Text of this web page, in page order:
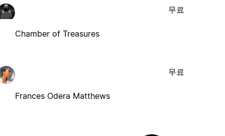
Chamber of Treasures
무료
Frances Odera Matthews
무료